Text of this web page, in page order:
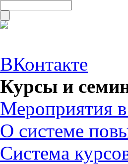
ВКонтакте
Курсы и
Мероприятия
О системе
Система